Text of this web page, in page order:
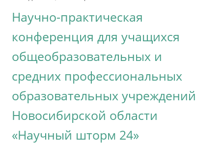
Научно-практическая
конференция для учащихся
общеобразовательных и
средних профессиональных
образовательных учреждений
Новосибирской области
«Научный шторм 24»